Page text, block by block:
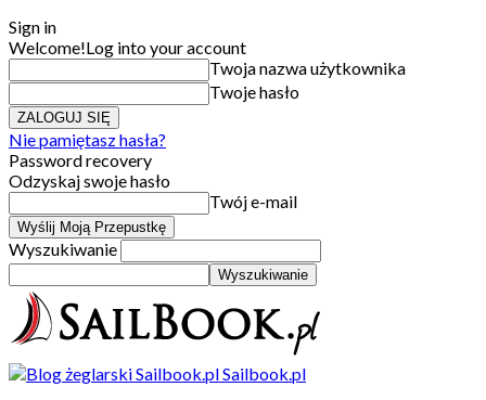
Sign in
Welcome!Log into your account
Twoja nazwa użytkownika
Twoje hasło
Nie pamiętasz hasła?
Password recovery
Odzyskaj swoje hasło
Twój e-mail
Wyszukiwanie
Sailbook.pl